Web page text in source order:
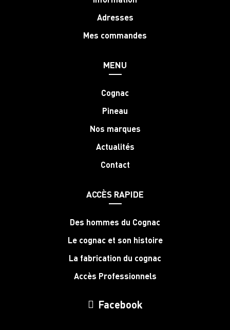
Adresses
Mes commandes
MENU
Cognac
Pineau
Nos marques
Actualités
Contact
ACCÈS RAPIDE
Des hommes du Cognac
Le cognac et son histoire
La fabrication du cognac
Accès Professionnels
Facebook